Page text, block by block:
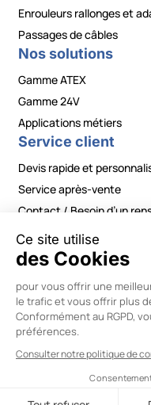
Enrouleurs rallonges et
Passages de câbles
Nos solutions
Gamme ATEX
Gamme 24V
Applications métiers
Service client
Devis rapide et
Service après-vente
Contact / Besoin d’un
Mentions légales |
Modifier vos
Labérine